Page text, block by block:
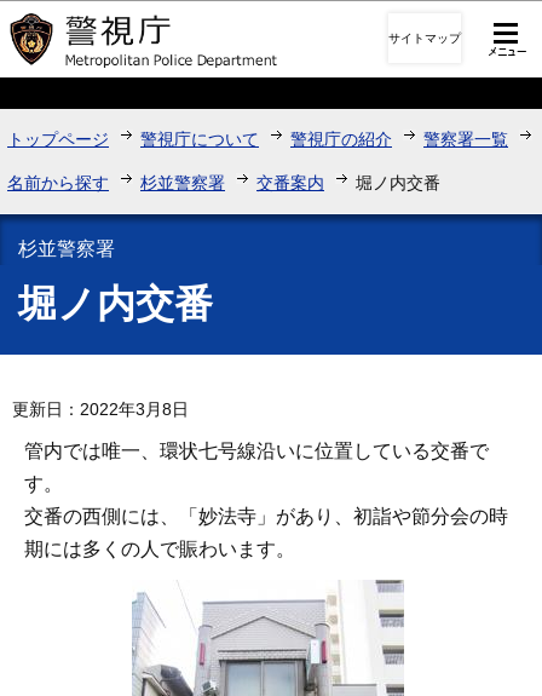
このページの本文へ移動
サイトマップ
トップページ 警視庁について 警視庁の紹介 警察署一覧
名前から探す 杉並警察署 交番案内 堀ノ内交番
杉並警察署
堀ノ内交番
更新日：2022年3月8日
管内では唯一、環状七号線沿いに位置している交番で
す。
交番の西側には、「妙法寺」があり、初詣や節分会の時
期には多くの人で賑わいます。